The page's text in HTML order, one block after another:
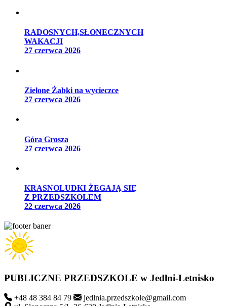
RADOSNYCH,SŁONECZNYCH
WAKACJI
27 czerwca 2026
Zielone Żabki na wycieczce
27 czerwca 2026
Góra Grosza
27 czerwca 2026
KRASNOLUDKI ŻEGAJĄ SIĘ
Z PRZEDSZKOLEM
22 czerwca 2026
PUBLICZNE PRZEDSZKOLE w Jedlni-Letnisko
+48 48 384 84 79
jedlnia.przedszkole@gmail.com